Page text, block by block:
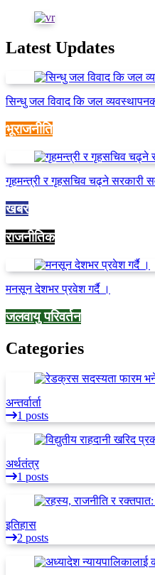
Latest Updates
सिन्धु जल विवाद कि जल
भूराजनीति
गृहमन्त्री र गृहसचिव चढ्ने सरकारी
खबर
राजनीतिक
मनसून देशभर प्रवेश गर्दै ।
जलवायु परिवर्तन
Categories
अन्तर्वार्ता
1 posts
अर्थतंत्र
1 posts
इतिहास
2 posts